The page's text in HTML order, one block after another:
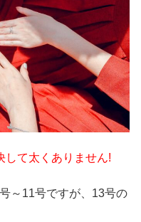
して太くありません!
～11号ですが、13号の